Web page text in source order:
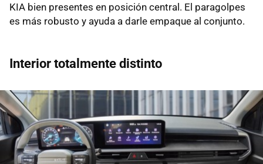
KIA bien presentes en posición central. El paragolpes
es más robusto y ayuda a darle empaque al conjunto.
Interior totalmente distinto